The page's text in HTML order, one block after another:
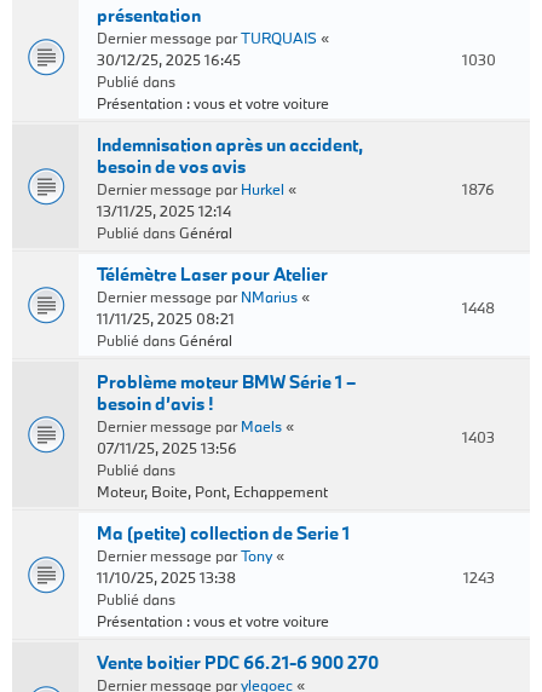
présentation
Dernier message parTURQUAIS«
30/12/25, 2025 16:45
Publié dans
Présentation : vous et votre voiture
1030
Indemnisation après un accident,
besoin de vos avis
Dernier message parHurkel «
13/11/25, 2025 12:14
Publié dansGénéral
1876
Télémètre Laser pour Atelier
Dernier message parNMarius«
11/11/25, 2025 08:21
Publié dansGénéral
1448
Problème moteur BMW Série 1 –
besoin d’avis !
Dernier message parMaels«
07/11/25, 2025 13:56
Publié dans
Moteur, Boite, Pont, Echappement
1403
Ma (petite) collection de Serie 1
Dernier message parTony«
11/10/25, 2025 13:38
Publié dans
Présentation : vous et votre voiture
1243
Vente boitier PDC 66.21-6 900 270
Dernier message parylegoec«